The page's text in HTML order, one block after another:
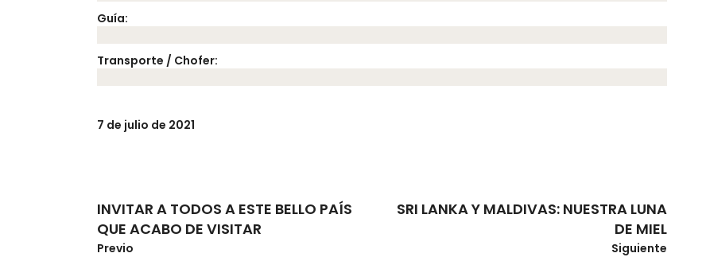
Guía:
Transporte / Chofer:
7 de julio de 2021
INVITAR A TODOS A ESTE BELLO PAÍS
QUE ACABO DE VISITAR
Previo
SRI LANKA Y MALDIVAS: NUESTRA LUNA
DE MIEL
Siguiente